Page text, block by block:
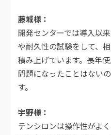
藤城様
開発センターでは導入以
や耐久性の試験をして、
積み上げています。長年
問題になったことはない
す。
宇野様
テンシロンは操作性がよ